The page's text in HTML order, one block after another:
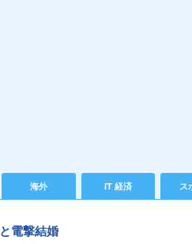
海外 IT 経済 ス
電撃結婚